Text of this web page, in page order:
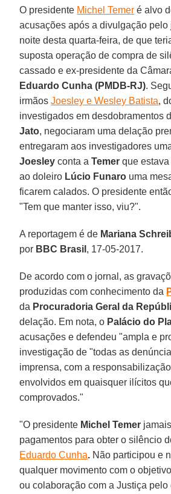
O presidente Michel Temer é alvo
acusações após a divulgação
noite desta quarta-feira, de que
suposta operação de compra de
cassado e ex-presidente da
Eduardo Cunha (PMDB-RJ).
irmãosJoesley e Wesley Batista,
investigados em desdobramentos
Jato, negociaram uma delação
entregaram aos investigadores
Joesley conta aTemer que
ao doleiro Lúcio Funaro uma
ficarem calados. O presidente
"Tem que manter isso, viu?".
A reportagem é de Mariana
por BBC Brasil , 17-05-2017.
De acordo com o jornal, as
produzidas com conhecimento da
da Procuradoria Geral da
delação. Em nota, o Palácio do
acusações e defendeu "ampla e
investigação de "todas as
imprensa, com a
envolvidos em quaisquer ilícitos
comprovados."
"O presidente Michel Temer
pagamentos para obter o silêncio
Eduardo Cunha. Não participou e
qualquer movimento com o
ou colaboração com a Justiça pelo